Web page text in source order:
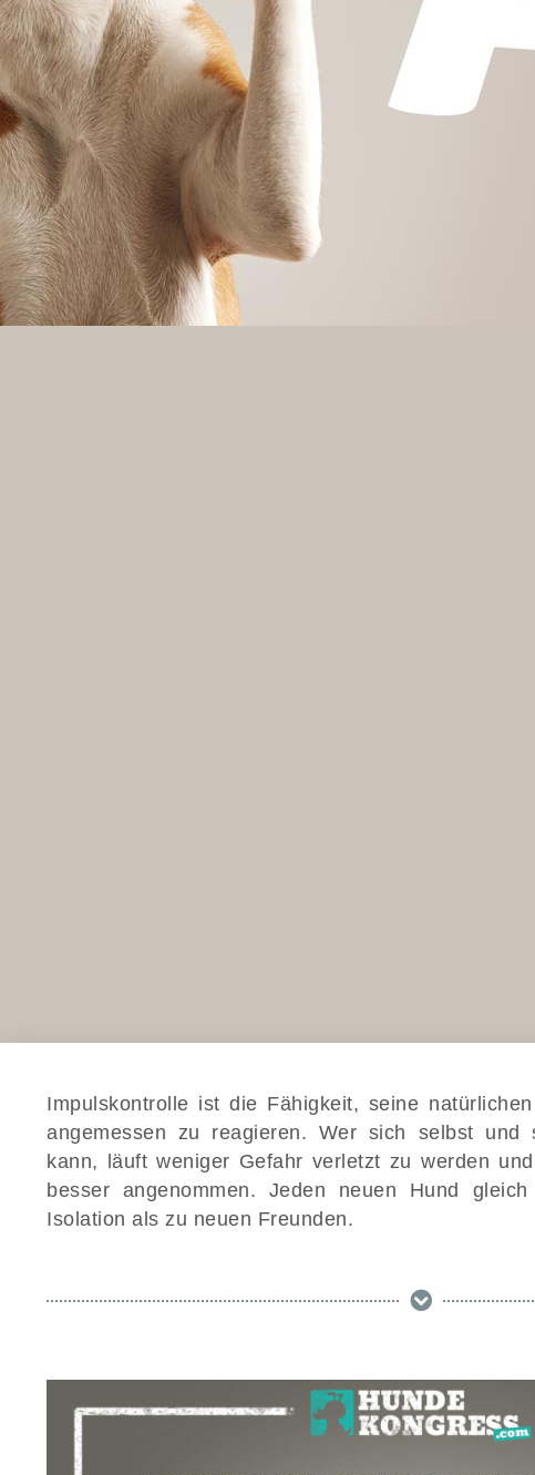
Impulskontrolle ist die Fähigkeit, seine
angemessen zu reagieren. Wer sich selbst und
kann, läuft weniger Gefahr verletzt zu werden
besser angenommen. Jeden neuen Hund
Isolation als zu neuen Freunden.